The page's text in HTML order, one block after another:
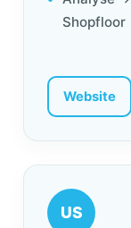
Shopfloor
Website
US